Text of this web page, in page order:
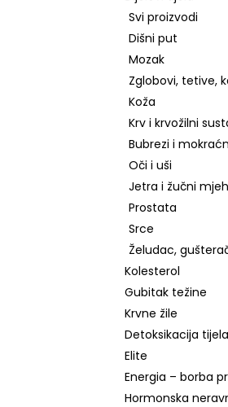
Svi proizvodi
Dišni put
Mozak
Zglobovi, tetive,
Koža
Krv i krvožilni
Bubrezi i
Oči i uši
Jetra i žučni
Prostata
Srce
Želudac,
Kolesterol
Gubitak težine
Krvne žile
Detoksikacija tijela
Elite
Energia – borba
Hormonska
NZ DERMOCOSMETICS
DERMOKOZMETIČKA
SMANJENJE CRVENILA
KRVNIH ŽILA
€9,99